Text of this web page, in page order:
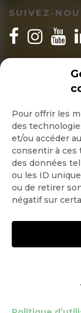
Pour offrir les
des
et/ou accéder
consentir à ces
des données
ou les ID
ou de retirer
négatif sur
SUIVEZ-
Hebdo
OK